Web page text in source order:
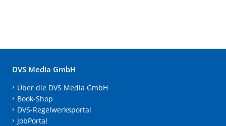
DVS Media GmbH
Über die DVS Media GmbH
Book-Shop
DVS-Regelwerksportal
JobPortal